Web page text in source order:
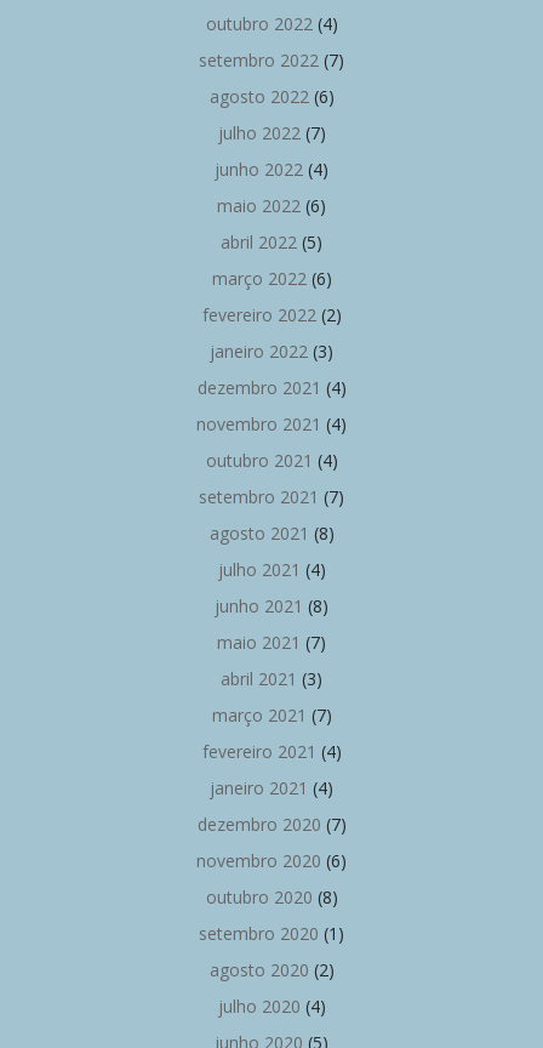
outubro 2022(4)
setembro 2022 (7)
agosto 2022(6)
julho 2022(7)
junho 2022 (4)
maio 2022 (6)
abril 2022 (5)
março 2022(6)
fevereiro 2022(2)
janeiro 2022 (3)
dezembro 2021 (4)
novembro 2021 (4)
outubro 2021 (4)
setembro 2021 (7)
agosto 2021 (8)
julho 2021 (4)
junho 2021 (8)
maio 2021 (7)
abril 2021 (3)
março 2021 (7)
fevereiro 2021 (4)
janeiro 2021 (4)
dezembro 2020 (7)
novembro 2020 (6)
outubro 2020 (8)
setembro 2020 (1)
agosto 2020 (2)
julho 2020 (4)
junho 2020 (5)